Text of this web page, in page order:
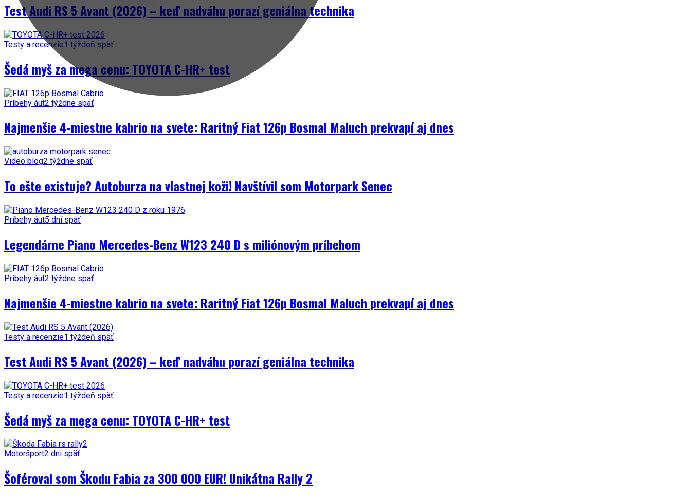
Test Audi RS 5 Avant (2026) – keď nadváhu porazí geniálna technika
Testy a recenzie1 týždeň späť
Šedá myš za mega cenu: TOYOTA C-HR+ test
Príbehy áut2 týždne späť
Najmenšie 4-miestne kabrio na svete: Raritný Fiat 126p Bosmal Maluch prekvapí aj dnes
Video blog2 týždne späť
To ešte existuje? Autoburza na vlastnej koži! Navštívil som Motorpark Senec
Príbehy áut5 dní späť
Legendárne Piano Mercedes-Benz W123 240 D s miliónovým príbehom
Príbehy áut2 týždne späť
Najmenšie 4-miestne kabrio na svete: Raritný Fiat 126p Bosmal Maluch prekvapí aj dnes
Testy a recenzie1 týždeň späť
Test Audi RS 5 Avant (2026) – keď nadváhu porazí geniálna technika
Testy a recenzie1 týždeň späť
Šedá myš za mega cenu: TOYOTA C-HR+ test
Motoršport2 dni späť
Šoféroval som Škodu Fabia za 300 000 EUR! Unikátna Rally 2